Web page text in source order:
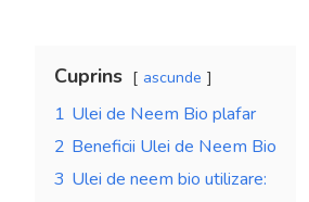
Cuprins ascunde
1 Ulei de Neem Bio plafar
2 Beneficii Ulei de Neem Bio
3 Ulei de neem bio utilizare: